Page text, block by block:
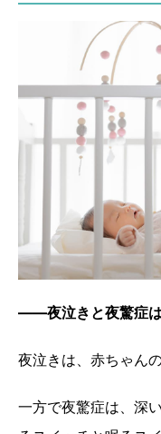
――夜泣きと夜驚症は
夜泣きは、赤ちゃん
一方で夜驚症は、深